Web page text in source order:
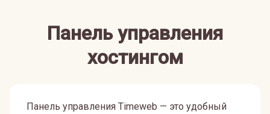
Панель управления
хостингом
Панель управления Timeweb — это удобный